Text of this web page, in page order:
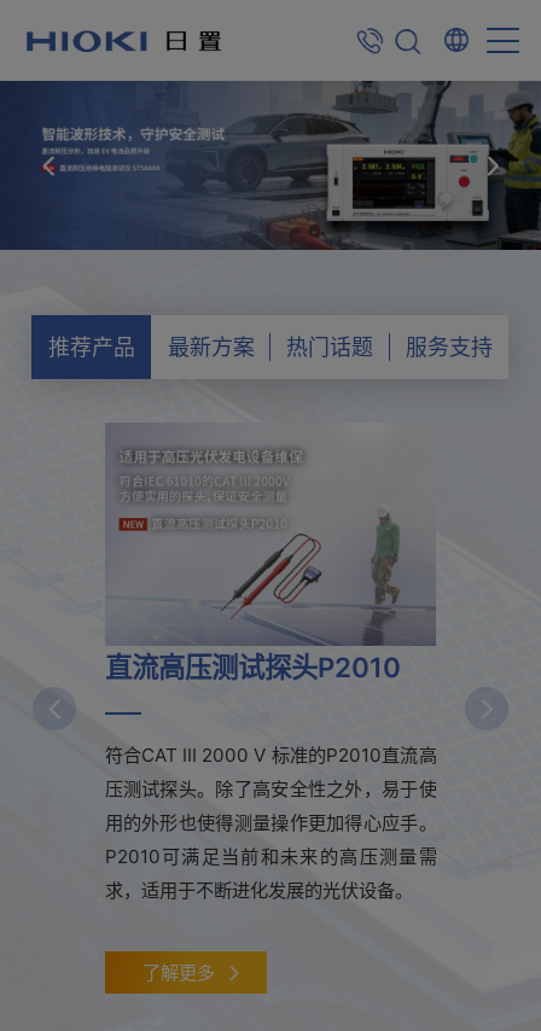
推荐产品 最新方案 热门话题 服务支持
直流高压测试探头P2010
符合CAT III 2000 V 标准的P2010直流高
压测试探头。除了高安全性之外，易于使
用的外形也使得测量操作更加得心应手。
P2010可满足当前和未来的高压测量需
求，适用于不断进化发展的光伏设备。
了解更多
汽车